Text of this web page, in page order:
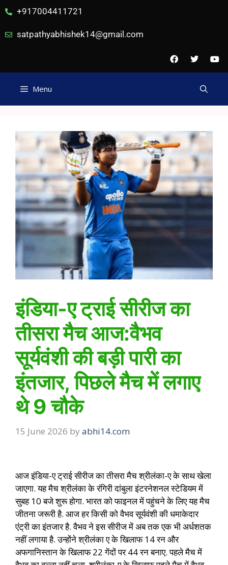
+917004411721
satpathyabhishek14@gmail.com
Menu
इंडिया-ए ट्राई सीरीज का
तीसरा मैच आज:वैभव
सूर्यवंशी की बड़ी पारी का
इंतजार, पिछले मैच में लगाए
थे 9 चौके
15 June 2026 by abhi14.com
आज इंडिया-ए ट्राई सीरीज का तीसरा मैच श्रीलंका-ए के साथ खेला
जाएगा. यह मैच श्रीलंका के रंगिरी दांबुला इंटरनेशनल स्टेडियम में
सुबह 10 बजे शुरू होगा. भारत को फाइनल में पहुंचने के लिए यह मैच
जीतना जरूरी है. आज हर किसी को वैभव सूर्यवंशी की धमाकेदार
एंट्री का इंतजार है. वैभव ने इस सीरीज में अब तक एक भी अर्धशतक
नहीं लगाया है. उन्होंने श्रीलंका ए के खिलाफ 14 रन और
अफगानिस्तान के खिलाफ 22 गेंदों पर 44 रन बनाए. पहले मैच में